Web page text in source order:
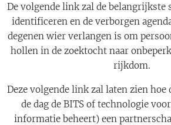
De volgende link zal de belangrijkste
identificeren en de verborgen
degenen wier verlangen is om
hollen in de zoektocht naar
rijkdom.
Deze volgende link zal laten zien hoe
de dag de BITS of technologie
informatie beheert) een